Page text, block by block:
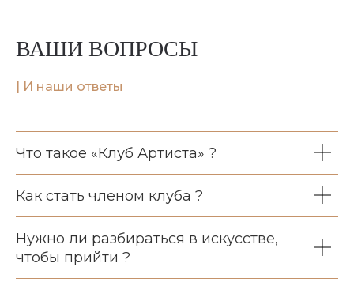
ВАШИ ВОПРОСЫ
| И наши ответы
Что такое «Клуб Артиста» ?
Как стать членом клуба ?
Нужно ли разбираться в искусстве,
чтобы прийти ?